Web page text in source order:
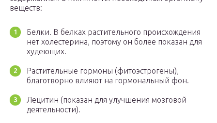
веществ:
Белки. В белках растительного происхождения
нет холестерина, поэтому он более показан для
худеющих.
Растительные гормоны (фитоэстрогены),
благотворно влияют на гормональный фон.
Лецитин (показан для улучшения мозговой
деятельности).